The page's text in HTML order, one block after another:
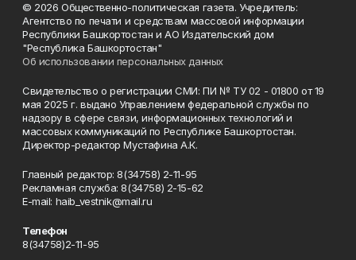
© 2026 Общественно-политическая газета. Учредитель:
Агентство по печати и средствам массовой информации
Республики Башкортостан и АО Издательский дом
"Республика Башкортостан"
Об использовании персональных данных
Свидетельство о регистрации СМИ: ПИ № ТУ 02 - 01800 от 19
мая 2025 г. выдано Управлением федеральной службы по
надзору в сфере связи, информационных технологий и
массовых коммуникаций по Республике Башкортостан.
Директор-редактор Мустафина А.К.
Главный редактор: 8(34758) 2-11-95
Рекламная служба: 8(34758) 2-15-62
Е-mаil: haib_vestnik@mail.ru
Телефон
8(34758)2-11-95